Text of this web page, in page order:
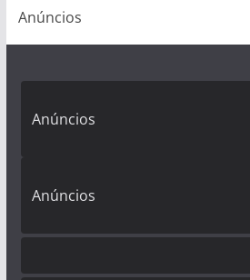
Anúncios
Anúncios
Anúncios